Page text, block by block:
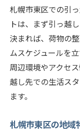
引っ越し
札幌市東
重要な
大型家具
引っ越し
引っ越し日が
引っ越し
札幌市東区での引
トは、まず引っ越
決まれば、荷物の
ムスケジュールを
周辺環境やアクセ
越し先での生活ス
ます。
札幌市東区の地域